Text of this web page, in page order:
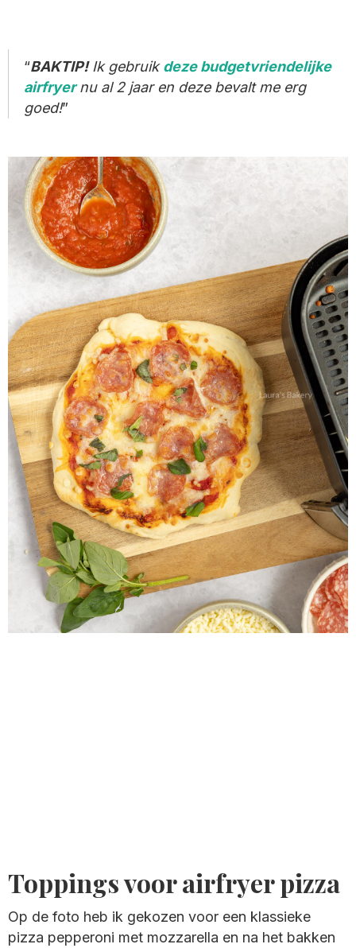
BAKTIP!Ik gebruikdeze budgetvriendelijke
airfryernu al 2 jaar en deze bevalt me erg
goed!
Toppings voor airfryer pizza
Op de foto heb ik gekozen voor een klassieke
pizza pepperoni met mozzarella en na het bakken